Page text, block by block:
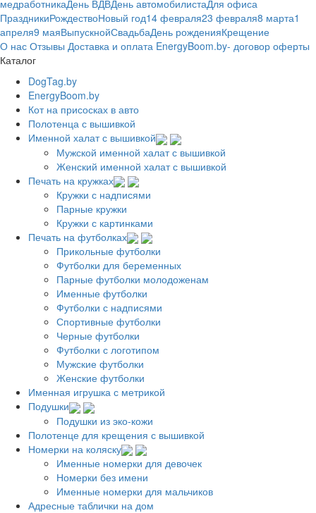
медработникаДень ВДВДень автомобилистаДля офиса
ПраздникиРождествоНовый год14 февраля23 февраля8 марта1
апреля9 маяВыпускнойСвадьбаДень рожденияКрещение
О нас Отзывы Доставка и оплата EnergyBoom.by- договор оферты
Каталог
DogTag.by
EnergyBoom.by
Кот на присосках в авто
Полотенца с вышивкой
Именной халат с вышивкой
Мужской именной халат с вышивкой
Женский именной халат с вышивкой
Печать на кружках
Кружки с надписями
Парные кружки
Кружки с картинками
Печать на футболках
Прикольные футболки
Футболки для беременных
Парные футболки молодоженам
Именные футболки
Футболки с надписями
Спортивные футболки
Черные футболки
Футболки с логотипом
Мужские футболки
Женские футболки
Именная игрушка с метрикой
Подушки
Подушки из эко-кожи
Полотенце для крещения с вышивкой
Номерки на коляску
Именные номерки для девочек
Номерки без имени
Именные номерки для мальчиков
Адресные таблички на дом